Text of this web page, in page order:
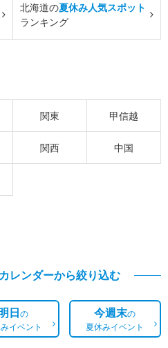
北海道の夏休み人気スポット
ランキング
関東 甲信越
関西 中国
レンダーから絞り込む
日の
イベント
今週末の
夏休みイベント